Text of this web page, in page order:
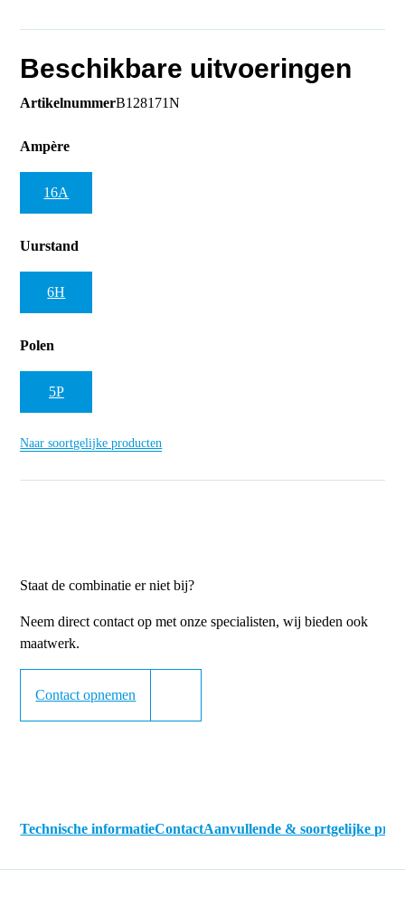
Beschikbare uitvoeringen
ArtikelnummerB128171N
Ampère
16A
Uurstand
6H
Polen
5P
Naar soortgelijke producten
Staat de combinatie er niet bij?
Neem direct contact op met onze specialisten, wij bieden ook
maatwerk.
Contact opnemen
Technische informatieContactAanvullende & soortgelijke